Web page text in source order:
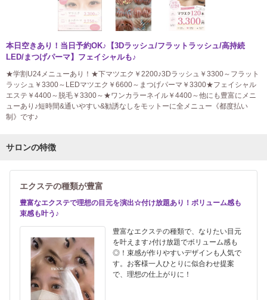
本日空きあり！当日予約OK♪【3Dラッシュ/フラットラッシュ/高持続
LED/まつげパーマ】フェイシャルも♪
★学割U24メニューあり！★下マツエク￥2200♪3Dラッシュ￥3300～フラット
ラッシュ￥3300～LEDマツエク￥6600～まつげパーマ￥3300★フェイシャル
エステ￥4400～脱毛￥3300～★ワンカラーネイル￥4400～他にも豊富にメニ
ューあり♪短時間&通いやすい&勧誘なしをモットーに全メニュー《都度払い
制》です♪
サロンの特徴
エクステの種類が豊富
豊富なエクステで理想の目元を演出☆付け放題あり！ボリューム感も
束感も叶う♪
豊富なエクステの種類で、なりたい目元
を叶えます♪付け放題でボリューム感も
◎！束感が作りやすいデザインも人気で
す。お客様一人ひとりに似合わせ提案
で、理想の仕上がりに！